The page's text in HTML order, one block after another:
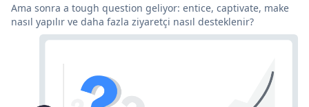
Ama sonra a tough question geliyor: entice, captivate, make
nasıl yapılır ve daha fazla ziyaretçi nasıl desteklenir?